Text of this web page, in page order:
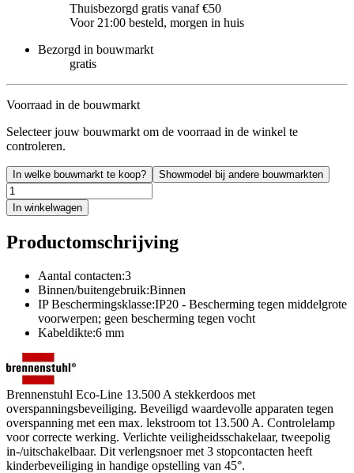
Thuisbezorgd gratis vanaf €50
Voor 21:00 besteld, morgen in huis
Bezorgd in bouwmarkt
gratis
Voorraad in de bouwmarkt
Selecteer jouw bouwmarkt om de voorraad in de winkel te
controleren.
In welke bouwmarkt te koop? Showmodel bij andere bouwmarkten
In winkelwagen
Productomschrijving
Aantal contacten:3
Binnen/buitengebruik:Binnen
IP Beschermingsklasse:IP20 - Bescherming tegen middelgrote
voorwerpen; geen bescherming tegen vocht
Kabeldikte:6 mm
Brennenstuhl Eco-Line 13.500 A stekkerdoos met
overspanningsbeveiliging. Beveiligd waardevolle apparaten tegen
overspanning met een max. lekstroom tot 13.500 A. Controlelamp
voor correcte werking. Verlichte veiligheidsschakelaar, tweepolig
in-/uitschakelbaar. Dit verlengsnoer met 3 stopcontacten heeft
kinderbeveiliging in handige opstelling van 45°.